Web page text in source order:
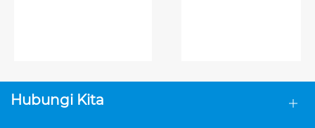
Hubungi Kita